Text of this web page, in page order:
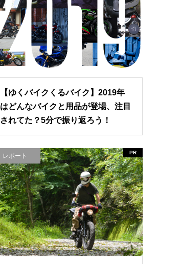
【ゆくバイクくるバイク】2019年
はどんなバイクと用品が登場、注目
されてた？5分で振り返ろう！
レポート PR